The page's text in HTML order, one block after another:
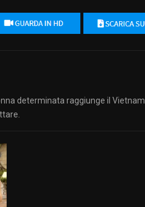
determinata raggiunge il